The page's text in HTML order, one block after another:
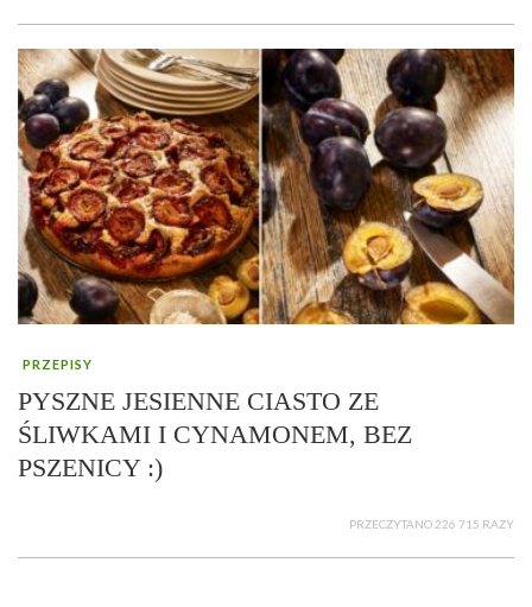
PRZEPISY
PYSZNE JESIENNE CIASTO ZE
ŚLIWKAMI I CYNAMONEM, BEZ
PSZENICY :)
PRZECZYTANO 226 715 RAZY